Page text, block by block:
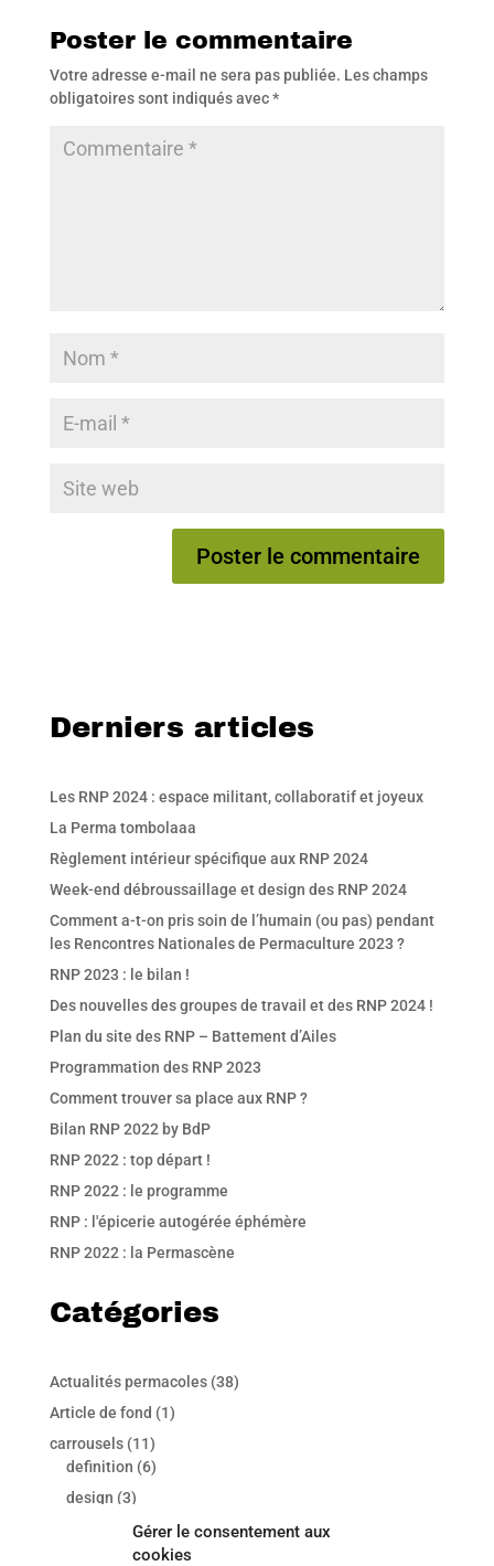
Gérer le consentement aux
cookies
Poster le commentaire
Votre adresse e-mail ne sera pas publiée. Les champs
obligatoires sont indiqués avec*
Derniers articles
Les RNP 2024 : espace militant, collaboratif et joyeux
La Perma tombolaaa
Règlement intérieur spécifique aux RNP 2024
Week-end débroussaillage et design des RNP 2024
Comment a-t-on pris soin de l’humain (ou pas) pendant
les Rencontres Nationales de Permaculture 2023 ?
RNP 2023 : le bilan !
Des nouvelles des groupes de travail et des RNP 2024 !
Plan du site des RNP – Battement d’Ailes
Programmation des RNP 2023
Comment trouver sa place aux RNP ?
Bilan RNP 2022 by BdP
RNP 2022 : top départ !
RNP 2022 : le programme
RNP : l'épicerie autogérée éphémère
RNP 2022 : la Permascène
Catégories
Actualités permacoles(38)
Article de fond (1)
carrousels(11)
definition (6)
design (3)
principes-perma(2)
international(7)